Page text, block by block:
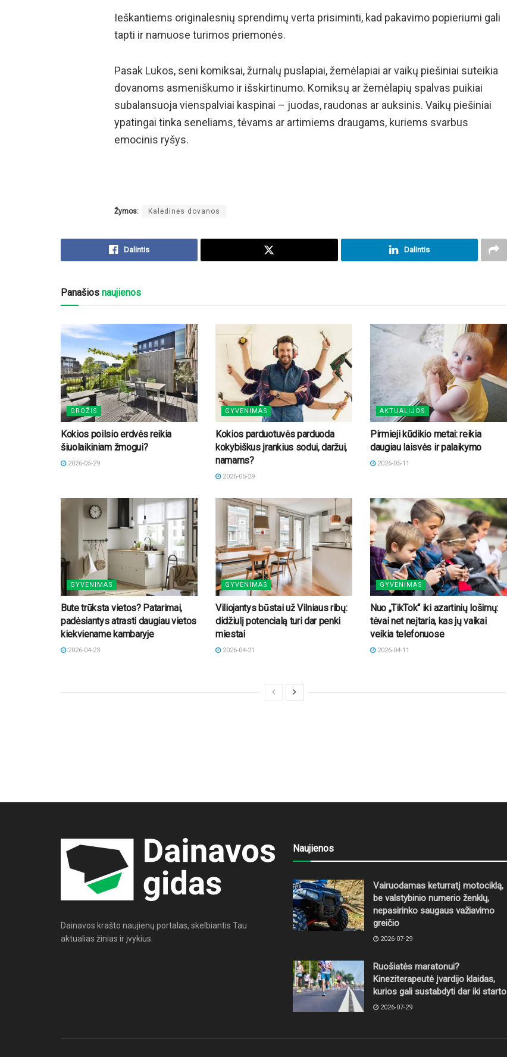
Ieškantiems originalesnių sprendimų verta prisiminti, kad pakavimo popieriumi gali
tapti ir namuose turimos priemonės.
Pasak Lukos, seni komiksai, žurnalų puslapiai, žemėlapiai ar vaikų piešiniai suteikia
dovanoms asmeniškumo ir išskirtinumo. Komiksų ar žemėlapių spalvas puikiai
subalansuoja vienspalviai kaspinai – juodas, raudonas ar auksinis. Vaikų piešiniai
ypatingai tinka seneliams, tėvams ar artimiems draugams, kuriems svarbus
emocinis ryšys.
Žymos: Kalėdinės dovanos
Dalintis Dalintis
Panašios naujienos
GROŽIS
Kokios poilsio erdvės reikia
šiuolaikiniam žmogui?
2026-05-29
GYVENIMAS
Kokios parduotuvės parduoda
kokybiškus įrankius sodui, daržui,
namams?
2026-05-29
AKTUALIJOS
Pirmieji kūdikio metai: reikia
daugiau laisvės ir palaikymo
2026-05-11
GYVENIMAS
Bute trūksta vietos? Patarimai,
padėsiantys atrasti daugiau vietos
kiekviename kambaryje
2026-04-23
GYVENIMAS
Viliojantys būstai už Vilniaus ribų:
didžiulį potencialą turi dar penki
miestai
2026-04-21
GYVENIMAS
Nuo „TikTok“ iki azartinių lošimų:
tėvai net neįtaria, kas jų vaikai
veikia telefonuose
2026-04-11
Dainavos krašto naujienų portalas, skelbiantis Tau
aktualias žinias ir įvykius.
Naujienos
Vairuodamas keturratį motociklą,
be valstybinio numerio ženklų,
nepasirinko saugaus važiavimo
greičio
2026-07-29
Ruošiatės maratonui?
Kineziterapeutė įvardijo klaidas,
kurios gali sustabdyti dar iki starto
2026-07-29